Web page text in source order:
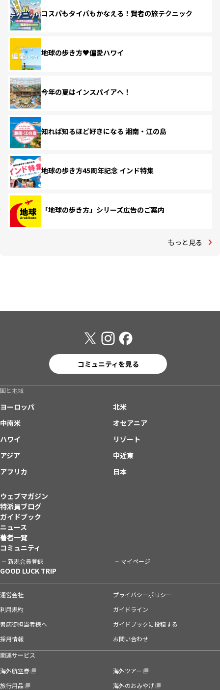
コスパもタイパもかなえる！賢者の旅テクニック
地球の歩き方♥偏愛ハワイ
今年の夏はインスパイアへ！
知れば知るほど好きになる 湘南・江の島
地球の歩き方45周年記念 インド特集
「地球の歩き方」シリーズ広告のご案内
もっと見る
コミュニティを見る
国と地域
ヨーロッパ
北米
中南米
オセアニア
ハワイ
リゾート
アジア
中近東
アフリカ
日本
ウェブマガジン
特派員ブログ
ガイドブック
ニュース
著者一覧
コミュニティ
新規会員登録 マイページ
GOOD LUCK TRIP
運営会社
プライバシーポリシー
利用規約
ガイドライン
書店御担当者様へ
ガイドブックに投稿する
採用情報
お問い合わせ
関連サービス
海外航空券
海外ツアー
旅行用品
海外のおみやげ